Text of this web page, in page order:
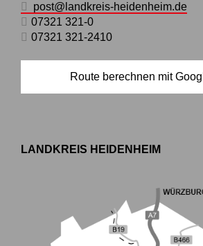
post@landkreis-heidenheim.de
07321 321-0
07321 321-2410
Route berechnen mit
LANDKREIS HEIDENHEIM